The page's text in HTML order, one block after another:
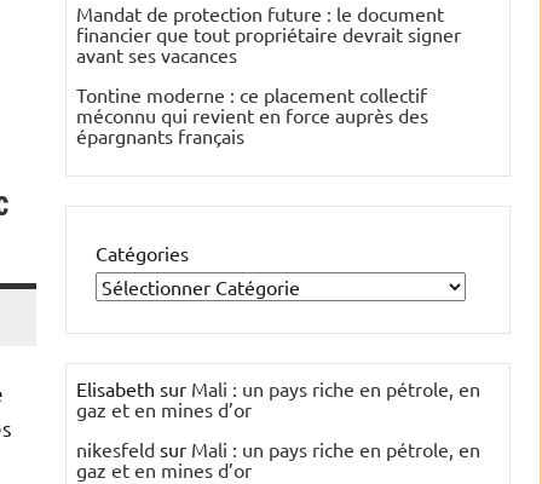
Mandat de protection future : le document
financier que tout propriétaire devrait signer
avant ses vacances
Tontine moderne : ce placement collectif
méconnu qui revient en force auprès des
épargnants français
Catégories
Elisabeth sur Mali : un pays riche en pétrole, en
gaz et en mines d’or
nikesfeld sur Mali : un pays riche en pétrole, en
gaz et en mines d’or